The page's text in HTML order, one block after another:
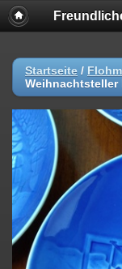
Startseite /
Weihnachtsteller